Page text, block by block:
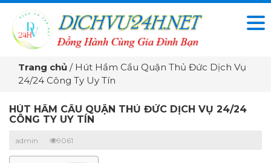
Trang chủ / Hút Hầm Cầu Quận Thủ Đức Dịch Vụ
24/24 Công Ty Uy Tín
HÚT HẦM CẦU QUẬN THỦ ĐỨC DỊCH VỤ 24/24
CÔNG TY UY TÍN
admin 9061